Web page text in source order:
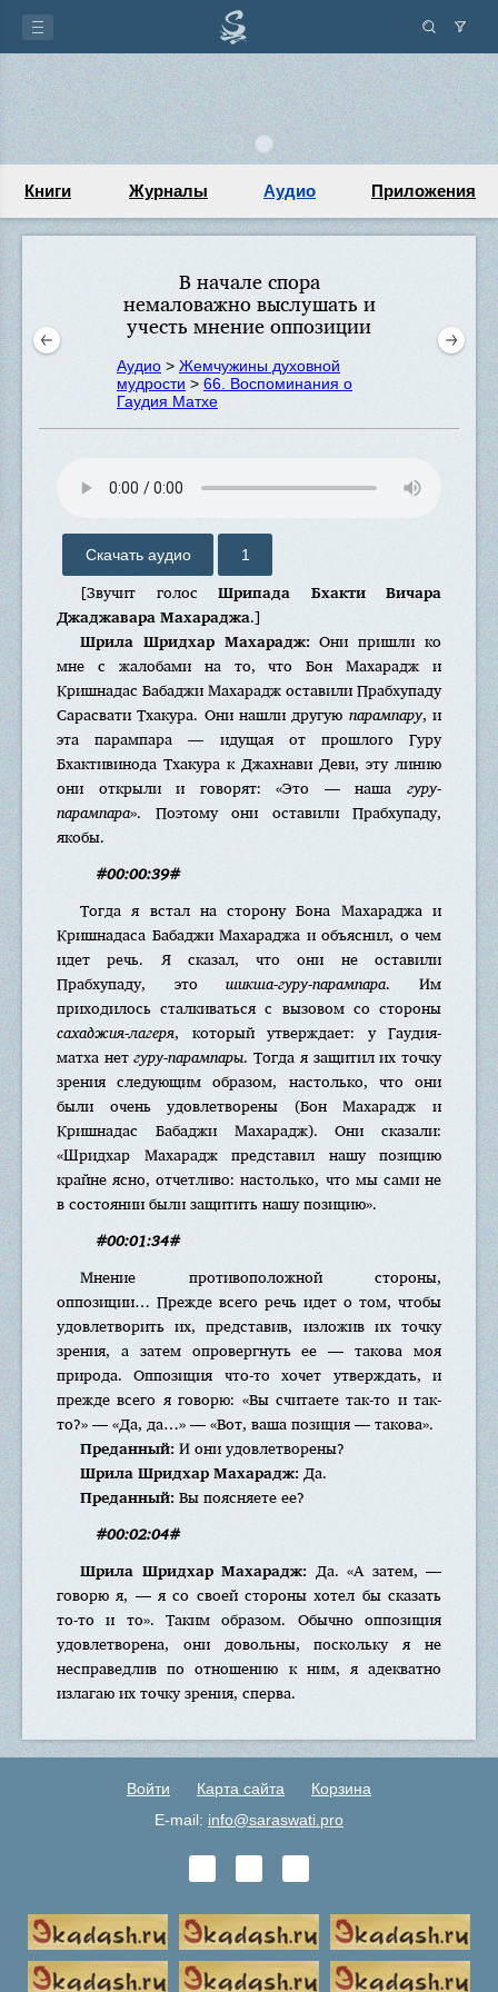
Книги Журналы Аудио Приложения
В начале спора
немаловажно выслушать и
учесть мнение оппозиции
Аудио > Жемчужины духовной
мудрости > 66. Воспоминания о
Гаудия Матхе
Скачать аудио 1
[Звучит голос Шрипада Бхакти Вичара
Джаджавара Махараджа.]
Шрила Шридхар Махарадж:Они пришли ко
мне с жалобами на то, что Бон Махарадж и
Кришнадас Бабаджи Махарадж оставили Прабхупаду
Сарасвати Тхакура. Они нашли другую парампару, и
эта парампара — идущая от прошлого Гуру
Бхактивинода Тхакура к Джахнави Деви, эту линию
они открыли и говорят: «Это — наша гуру-
парампара». Поэтому они оставили Прабхупаду,
якобы.
#00:00:39#
Тогда я встал на сторону Бона Махараджа и
Кришнадаса Бабаджи Махараджа и объяснил, о чем
идет речь. Я сказал, что они не оставили
Прабхупаду, этошикша-гуру-парампара. Им
приходилось сталкиваться с вызовом со стороны
сахаджия-лагеря, который утверждает: у Гаудия-
матха нетгуру-парампары. Тогда я защитил их точку
зрения следующим образом, настолько, что они
были очень удовлетворены (Бон Махарадж и
Кришнадас Бабаджи Махарадж). Они сказали:
«Шридхар Махарадж представил нашу позицию
крайне ясно, отчетливо: настолько, что мы сами не
в состоянии были защитить нашу позицию».
#00:01:34#
Мнение противоположной стороны,
оппозиции… Прежде всего речь идет о том, чтобы
удовлетворить их, представив, изложив их точку
зрения, а затем опровергнуть ее — такова моя
природа. Оппозиция что-то хочет утверждать, и
прежде всего я говорю: «Вы считаете так-то и так-
то?» — «Да, да…» — «Вот, ваша позиция — такова».
Преданный:И они удовлетворены?
Шрила Шридхар Махарадж:Да.
Преданный:Вы поясняете ее?
#00:02:04#
Шрила Шридхар Махарадж: Да. «А затем, —
говорю я, — я со своей стороны хотел бы сказать
то-то и то». Таким образом. Обычно оппозиция
удовлетворена, они довольны, поскольку я не
несправедлив по отношению к ним, я адекватно
излагаю их точку зрения, сперва.
Войти Карта сайта
Корзина
E-mail: info@saraswati.pro